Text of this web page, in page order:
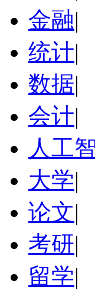
金融|
统计|
数据|
会计|
人工
大学|
论文|
考研|
留学|